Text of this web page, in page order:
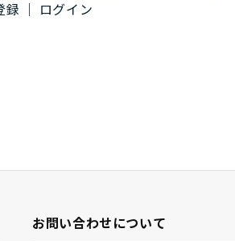
録
ログイン
お問い合わせについて